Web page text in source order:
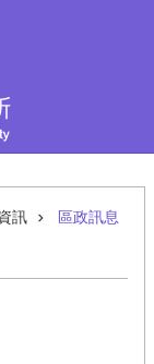
訊 區政訊息